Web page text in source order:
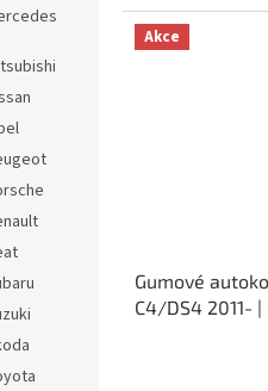
Akce
Gumové
C4/DS4 2011- |